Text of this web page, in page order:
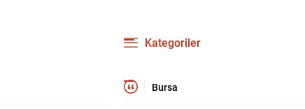
Kategoriler
Bursa